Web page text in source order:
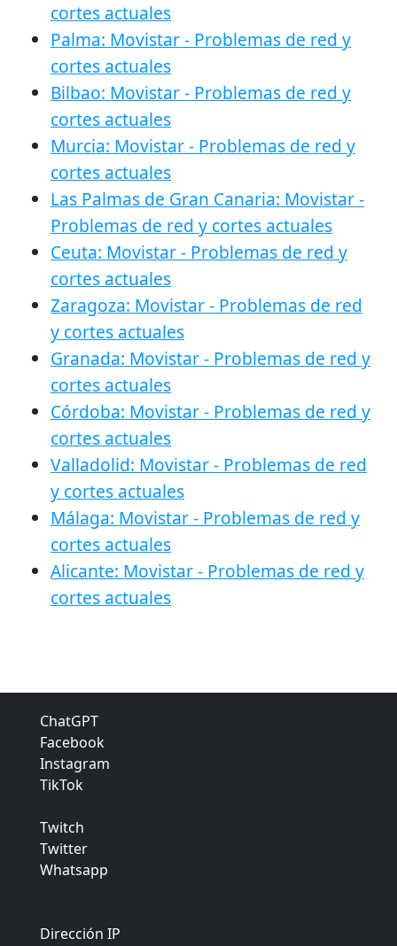
cortes actuales
Palma: Movistar - Problemas de red y
cortes actuales
Bilbao: Movistar - Problemas de red y
cortes actuales
Murcia: Movistar - Problemas de red y
cortes actuales
Las Palmas de Gran Canaria: Movistar -
Problemas de red y cortes actuales
Ceuta: Movistar - Problemas de red y
cortes actuales
Zaragoza: Movistar - Problemas de red
y cortes actuales
Granada: Movistar - Problemas de red y
cortes actuales
Córdoba: Movistar - Problemas de red y
cortes actuales
Valladolid: Movistar - Problemas de red
y cortes actuales
Málaga: Movistar - Problemas de red y
cortes actuales
Alicante: Movistar - Problemas de red y
cortes actuales
ChatGPT
Facebook
Instagram
TikTok
Twitch
Twitter
Whatsapp
Dirección IP